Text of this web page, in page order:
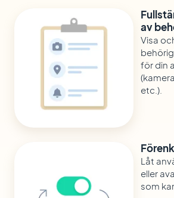
av
Visa
för din
etc.).
Låt
eller
som